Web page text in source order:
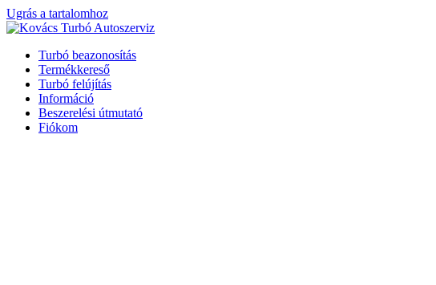
Ugrás a tartalomhoz
Turbó beazonosítás
Termékkereső
Turbó felújítás
Információ
Beszerelési útmutató
Fiókom